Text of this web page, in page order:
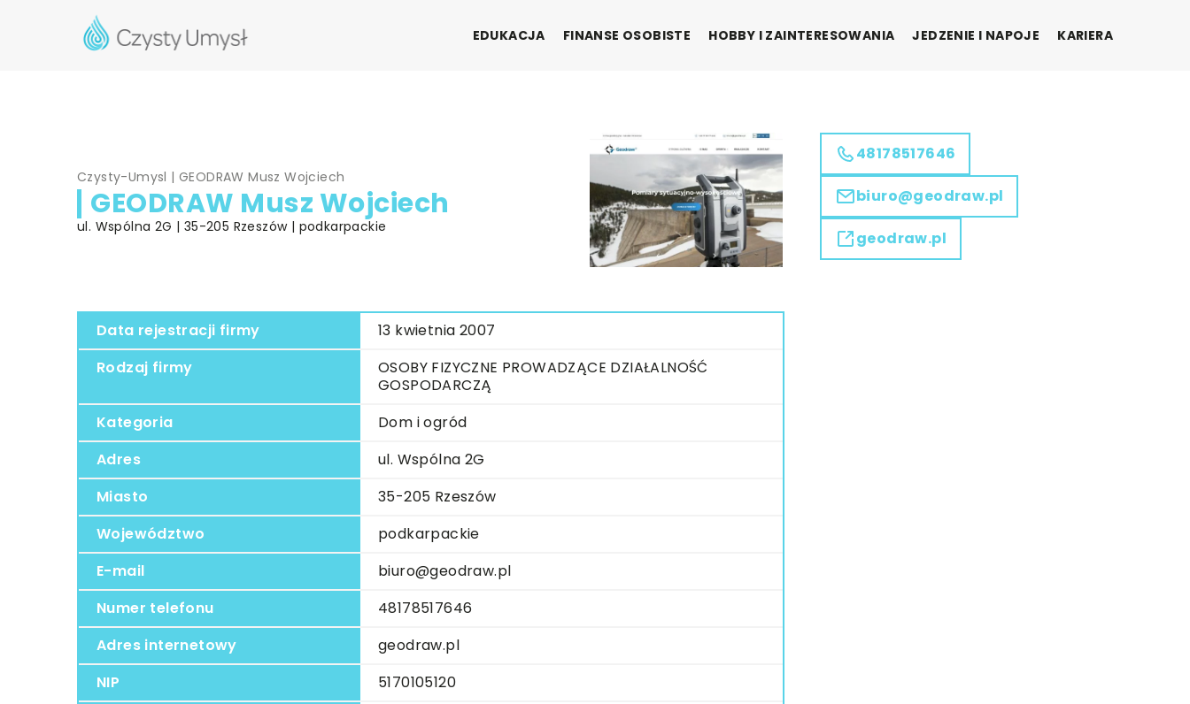
EDUKACJA FINANSE OSOBISTE HOBBY I ZAINTERESOWANIA JEDZENIE I NAPOJE KARIERA
Czysty-Umysl |GEODRAW Musz Wojciech
GEODRAW Musz Wojciech
ul. Wspólna 2G | 35-205 Rzeszów | podkarpackie
Data rejestracji firmy
13 kwietnia 2007
Rodzaj firmy
OSOBY FIZYCZNE PROWADZĄCE DZIAŁALNOŚĆ
GOSPODARCZĄ
Kategoria
Dom i ogród
Adres
ul. Wspólna 2G
Miasto
35-205 Rzeszów
Województwo
podkarpackie
E-mail
biuro@geodraw.pl
Numer telefonu
48178517646
Adres internetowy
geodraw.pl
NIP
5170105120
48178517646
biuro@geodraw.pl
geodraw.pl